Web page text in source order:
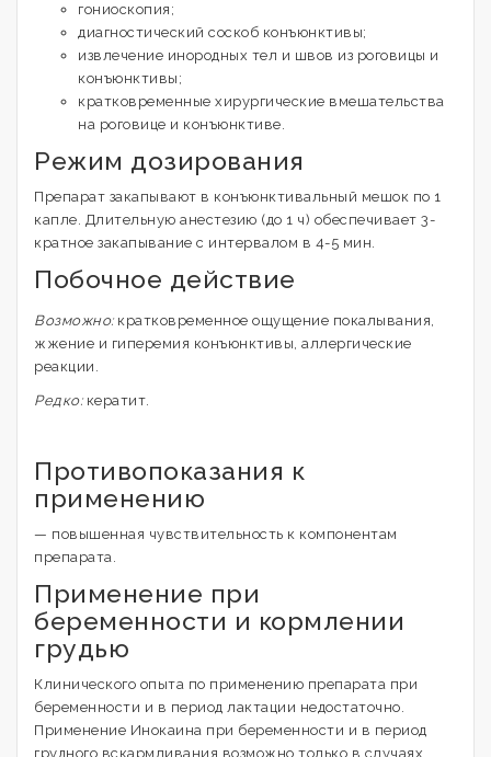
гониоскопия;
диагностический соскоб конъюнктивы;
извлечение инородных тел и швов из роговицы и
конъюнктивы;
кратковременные хирургические вмешательства
на роговице и конъюнктиве.
Режим дозирования
Препарат закапывают в конъюнктивальный мешок по 1
капле. Длительную анестезию (до 1 ч) обеспечивает 3-
кратное закапывание с интервалом в 4-5 мин.
Побочное действие
Возможно:кратковременное ощущение покалывания,
жжение и гиперемия конъюнктивы, аллергические
реакции.
Редко:кератит.
Противопоказания к
применению
— повышенная чувствительность к компонентам
препарата.
Применение при
беременности и кормлении
грудью
Клинического опыта по применению препарата при
беременности и в период лактации недостаточно.
Применение Инокаина при беременности и в период
грудного вскармливания возможно только в случаях,